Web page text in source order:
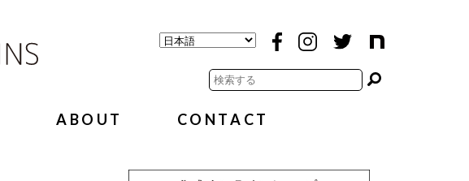
ABOUT CONTACT